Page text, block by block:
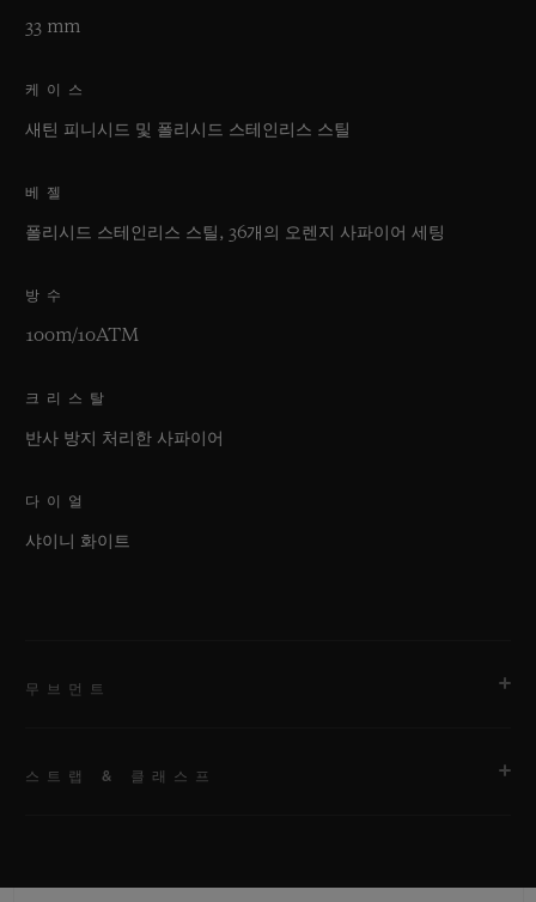
33 mm
케이스
새틴 피니시드 및 폴리시드 스테인리스 스틸
베젤
폴리시드 스테인리스 스틸, 36개의 오렌지 사파이어 세팅
방수
100m/10ATM
크리스탈
반사 방지 처리한 사파이어
다이얼
샤이니 화이트
무브먼트
스트랩 & 클래스프
스트랩